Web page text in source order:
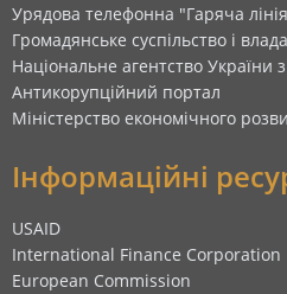
Урядова телефонна "Гаряча
Громадянське суспільство і влада
Національне агентство України
Антикорупційний портал
Міністерство економічного
Інформаційні
USAID
International Finance Corporation
European Commission